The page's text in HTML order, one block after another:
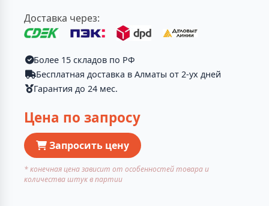
Доставка через:
Более 15 складов по РФ
Бесплатная доставка в Алматы от 2-ух дней
Гарантия до 24 мес.
Цена по запросу
Запросить цену
* конечная цена зависит от особенностей товара и
количества штук в партии